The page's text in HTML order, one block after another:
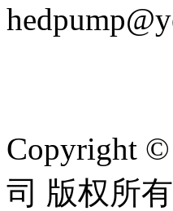
Copyright
司 版权所